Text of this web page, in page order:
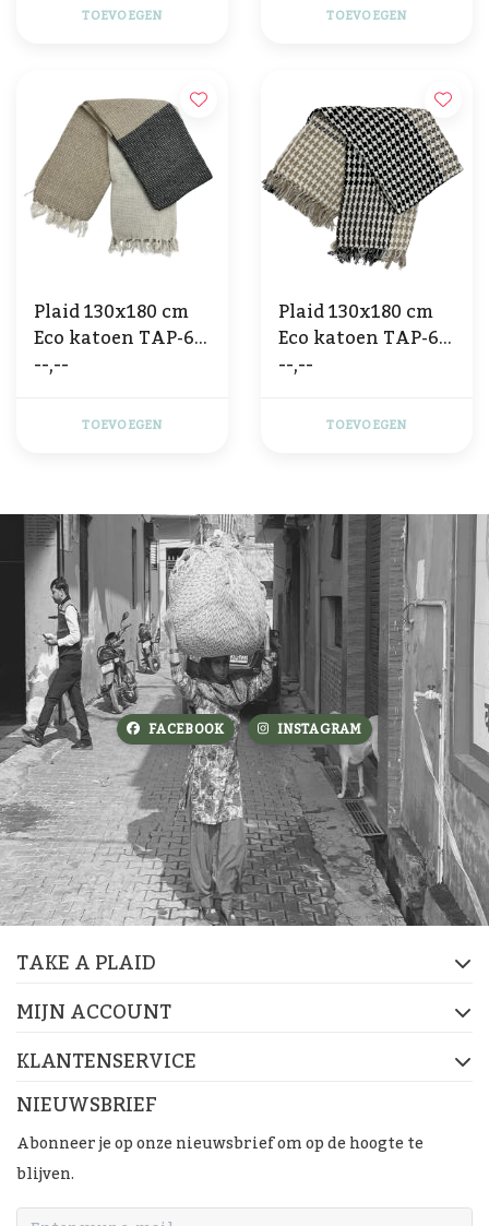
TOEVOEGEN TOEVOEGEN
Plaid 130x180 cm
Eco katoen TAP-63
3 TONE
--,--
TOEVOEGEN
Plaid 130x180 cm
Eco katoen TAP-67
3 TONE
--,--
TOEVOEGEN
FACEBOOK INSTAGRAM
TAKE A PLAID
MIJN ACCOUNT
KLANTENSERVICE
NIEUWSBRIEF
Abonneer je op onze nieuwsbrief om op de hoogte te
blijven.